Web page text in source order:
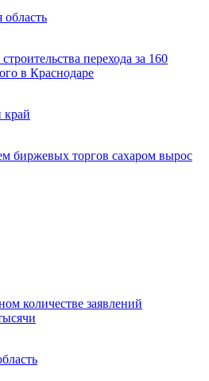
перехода за 160
в Краснодаре
край
биржевых торгов сахаром вырос
количестве заявлений